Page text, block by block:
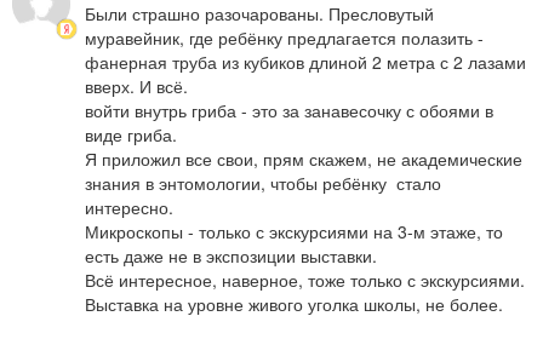
Были страшно разочарованы. Пресловутый
муравейник, где ребёнку предлагается полазить -
фанерная труба из кубиков длиной 2 метра с 2 лазами
вверх. И всё.
войти внутрь гриба - это за занавесочку с обоями в
виде гриба.
Я приложил все свои, прям скажем, не академические
знания в энтомологии, чтобы ребёнку  стало
интересно.
Микроскопы - только с экскурсиями на 3-м этаже, то
есть даже не в экспозиции выставки.
Всё интересное, наверное, тоже только с экскурсиями.
Выставка на уровне живого уголка школы, не более.